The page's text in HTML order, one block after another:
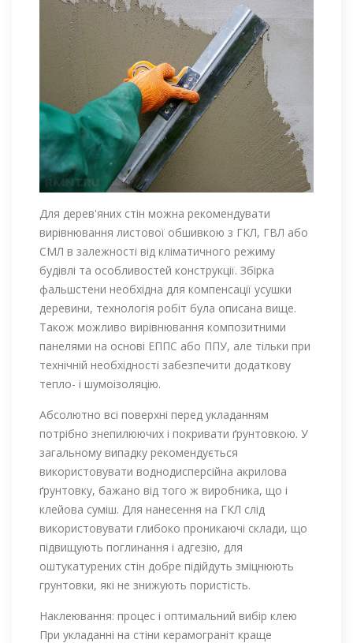
Для дерев'яних стін можна рекомендувати
вирівнювання листової обшивкою з ГКЛ, ГВЛ або
СМЛ в залежності від кліматичного режиму
будівлі та особливостей конструкції. Збірка
фальшстени необхідна для компенсації усушки
деревини, технологія робіт була описана вище.
Також можливо вирівнювання композитними
панелями на основі ЕППС або ППУ, але тільки при
технічній необхідності забезпечити додаткову
тепло- і шумоізоляцію.
Абсолютно всі поверхні перед укладанням
потрібно знепилюючих і покривати ґрунтовкою. У
загальному випадку рекомендується
використовувати воднодисперсійна акрилова
ґрунтовку, бажано від того ж виробника, що і
клейова суміш. Для нанесення на ГКЛ слід
використовувати глибоко проникаючі склади, що
підвищують поглинання і адгезію, для
оштукатурених стін добре підійдуть зміцнюють
грунтовки, які не знижують пористість.
Наклеювання: процес і оптимальний вибір клею
При укладанні на стіни керамограніт краще